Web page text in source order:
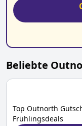
Beliebte
Top Outnorth
Frühlingsdeals